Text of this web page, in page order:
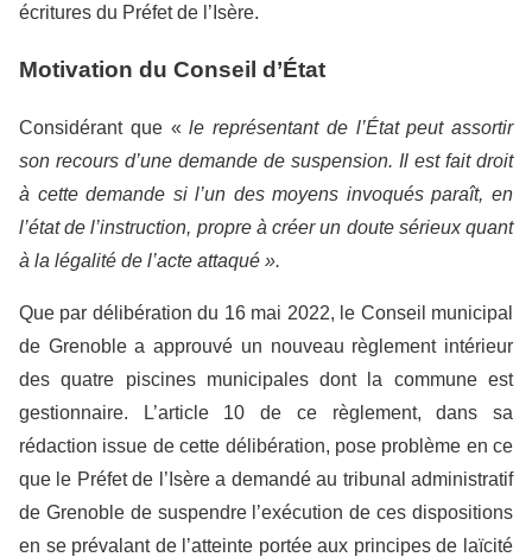
écritures du Préfet de l’Isère.
Motivation du Conseil d’État
Considérant que «le représentant de l’État peut assortir
son recours d’une demande de suspension. Il est fait droit
à cette demande si l’un des moyens invoqués paraît, en
l’état de l’instruction, propre à créer un doute sérieux quant
à la légalité de l’acte attaqué ».
Que par délibération du 16 mai 2022, le Conseil municipal
de Grenoble a approuvé un nouveau règlement intérieur
des quatre piscines municipales dont la commune est
gestionnaire. L’article 10 de ce règlement, dans sa
rédaction issue de cette délibération, pose problème en ce
que le Préfet de l’Isère a demandé au tribunal administratif
de Grenoble de suspendre l’exécution de ces dispositions
en se prévalant de l’atteinte portée aux principes de laïcité